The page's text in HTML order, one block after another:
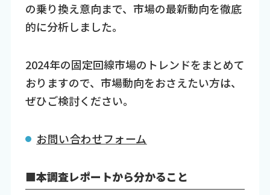
の乗り換え意向まで、市場の最新動向を徹底
的に分析しました。
2024年の固定回線市場のトレンドをまとめて
おりますので、市場動向をおさえたい方は、
ぜひご検討ください。
お問い合わせフォーム
■本調査レポートから分かること